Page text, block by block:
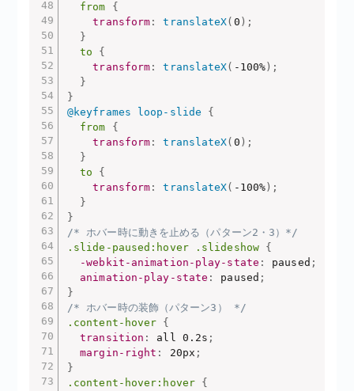
from
{
transform : translateX( 0 ) ;
}
to
{
transform : translateX( -100% ) ;
}
}
@keyframes loop-slide
{
from
{
transform : translateX( 0 ) ;
}
to
{
transform : translateX( -100% ) ;
}
}
/* ホバー時に動きを止める（パターン2・3）*/
.slide-paused:hover .slideshow
{
-webkit-animation-play-state : paused ;
animation-play-state : paused ;
}
/* ホバー時の装飾（パターン3） */
.content-hover {
transition : all 0.2s ;
margin-right : 20px ;
}
.content-hover:hover
{